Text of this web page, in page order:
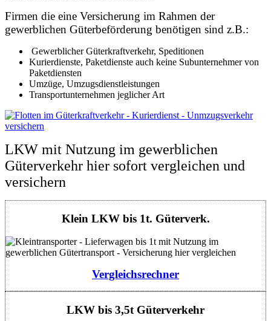
Firmen die eine Versicherung im Rahmen der
gewerblichen Güterbeförderung benötigen sind z.B.:
Gewerblicher Güterkraftverkehr, Speditionen
Kurierdienste, Paketdienste auch keine Subunternehmer von
Paketdiensten
Umzüge, Umzugsdienstleistungen
Transportunternehmen jeglicher Art
LKW mit Nutzung im gewerblichen
Güterverkehr hier sofort vergleichen und
versichern
Klein LKW bis 1t. Güterverk.
Vergleichsrechner
LKW bis 3,5t Güterverkehr